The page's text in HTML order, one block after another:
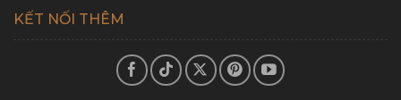
KẾT NỐI THÊM